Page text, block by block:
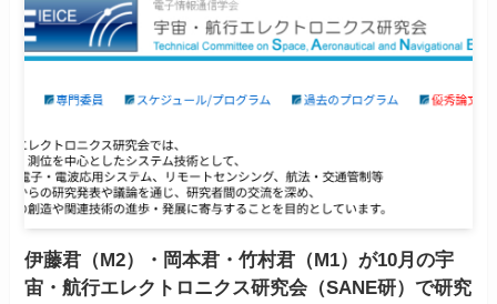
伊藤君（M2）・岡本君・竹村君（M1）が10月の宇
宙・航行エレクトロニクス研究会（SANE研）で研究